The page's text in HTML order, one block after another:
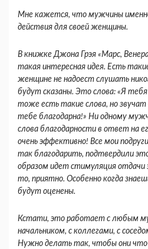
Мне кажется, что мужчины
действия для своей женщины.
В книжке Джона Грэя «Марс,
такая интересная идея. Есть
женщине не надоест слу­шать
будут сказа­ны. Это слова: «Я
тоже есть такие слова, но звучат
тебе благодарна!» Ни одному
слова благодарности в ответ на
очень эффективно! Все мои
так благо­дарить, подтвердили
образом идет стимуляция отдачи
то, приятно. Особенно когда
будут оценены.
Кстати, это работает с любым
начальником, с коллегами, с
Нужно делать так, чтобы они